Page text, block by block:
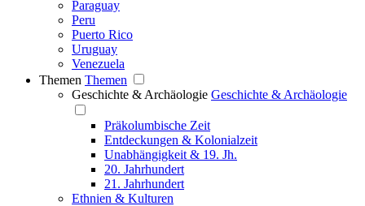
Paraguay
Peru
Puerto Rico
Uruguay
Venezuela
Themen Themen
Geschichte & Archäologie Geschichte & Archäologie
Präkolumbische Zeit
Entdeckungen & Kolonialzeit
Unabhängigkeit & 19. Jh.
20. Jahrhundert
21. Jahrhundert
Ethnien & Kulturen